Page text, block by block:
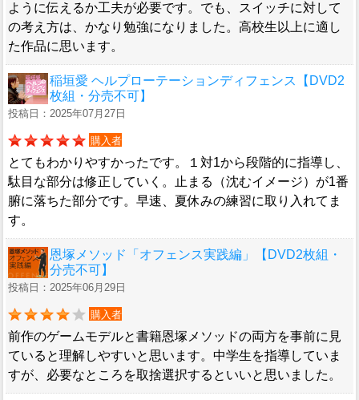
ように伝えるか工夫が必要です。でも、スイッチに対して
の考え方は、かなり勉強になりました。高校生以上に適し
た作品に思います。
稲垣愛 ヘルプローテーションディフェンス【DVD2
枚組・分売不可】
投稿日：2025年07月27日
購入者
とてもわかりやすかったです。１対1から段階的に指導し、
駄目な部分は修正していく。止まる（沈むイメージ）が1番
腑に落ちた部分です。早速、夏休みの練習に取り入れてま
す。
恩塚メソッド「オフェンス実践編」【DVD2枚組・
分売不可】
投稿日：2025年06月29日
購入者
前作のゲームモデルと書籍恩塚メソッドの両方を事前に見
ていると理解しやすいと思います。中学生を指導していま
すが、必要なところを取捨選択するといいと思いました。